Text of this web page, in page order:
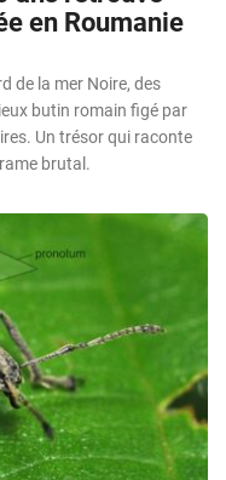
en Roumanie
de la mer Noire, des
butin romain figé par
Un trésor qui raconte
brutal.